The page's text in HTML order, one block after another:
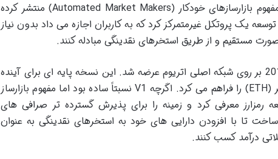
ویتالیک بوترین خالق اتریوم در سال 2017 درباره مفهوم بازارسازهای خودکار (Automated Market Makers) منتشر کرده
یک پروتکل غیرمتمرکز کرد که به کاربران اجازه می داد بدون نیاز
نسخه اولیه یونی سواپ (Uniswap V1) در نوامبر 2018 بر روی شبکه اصلی اتریوم عرضه شد. این نسخه پایه ای برای آینده
دیفای بود و امکان مبادله توکن های ERC-20 با اتر (ETH) را فراهم می کرد. اگرچه V1 نسبتاً ساده بود اما مفهوم بازارساز
معرفی کرد و زمینه را برای پذیرش گسترده تر صرافی های
ساخت تا با افزودن دارایی های خود به استخرهای نقدینگی به عنوان
درآمد کسب کنند.